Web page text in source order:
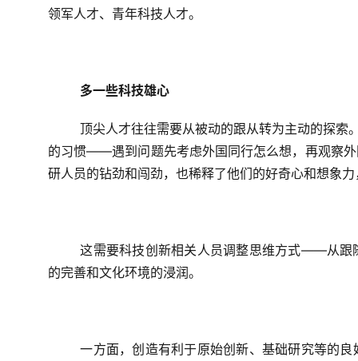
领军人才、青年科技人才。
多一些科技雄心
顶尖人才往往需要从被动的跟从转为主动的探索
的习惯——遇到问题先考虑外国同行怎么想，再观察
研人员的钻劲和闯劲，也稀释了他们的好奇心和想象
这需要科技创新相关人员调整思维方式——从跟
的完善和文化环境的浸润。
一方面，创造有利于原始创新、基础研究等的